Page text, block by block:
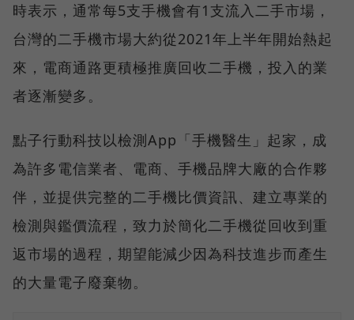
時表示，通常每5支手機會有1支流入二手市場，
台灣的二手機市場大約從2021年上半年開始熱起
來，電商通路更積極推廣回收二手機，投入的業
者逐漸變多。
點子行動科技以檢測App「手機醫生」起家，成
為許多電信業者、電商、手機品牌大廠的合作夥
伴，並提供完整的二手機比價資訊、建立專業的
檢測與鑑價流程，致力於簡化二手機從回收到重
返市場的過程，期望能減少因為科技進步而產生
的大量電子廢棄物。